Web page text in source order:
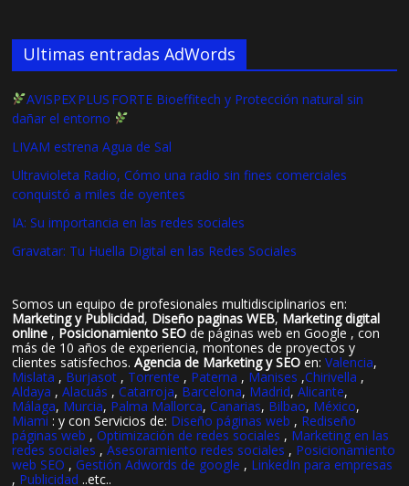
Ultimas entradas AdWords
AVISPEX PLUS FORTE Bioeffitech y Protección natural sin
dañar el entorno
LIVAM estrena Agua de Sal
Ultravioleta Radio, Cómo una radio sin fines comerciales
conquistó a miles de oyentes
IA: Su importancia en las redes sociales
Gravatar: Tu Huella Digital en las Redes Sociales
Somos un equipo de profesionales multidisciplinarios en:
Marketing y Publicidad, Diseño paginas WEB, Marketing digital
online , Posicionamiento SEO de páginas web en Google , con
más de 10 años de experiencia, montones de proyectos y
clientes satisfechos.Agencia de Marketing y SEO en:Valencia,
Mislata , Burjasot , Torrente , Paterna , Manises ,Chirivella ,
Aldaya ,Alacuás ,Catarroja, Barcelona, Madrid,Alicante,
Málaga, Murcia, Palma Mallorca,Canarias, Bilbao, México,
Miami : y con Servicios de: Diseño páginas web , Rediseño
páginas web ,Optimización de redes sociales , Marketing en las
redes sociales ,Asesoramiento redes sociales , Posicionamiento
web SEO ,Gestión Adwords de google , LinkedIn para empresas
, Publicidad ..etc..